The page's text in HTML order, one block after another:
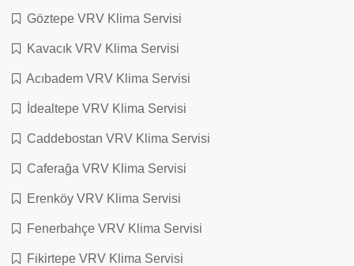
Göztepe VRV Klima Servisi
Kavacık VRV Klima Servisi
Acıbadem VRV Klima Servisi
İdealtepe VRV Klima Servisi
Caddebostan VRV Klima Servisi
Caferağa VRV Klima Servisi
Erenköy VRV Klima Servisi
Fenerbahçe VRV Klima Servisi
Fikirtepe VRV Klima Servisi